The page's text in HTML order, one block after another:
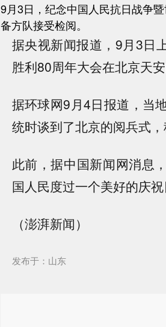
9月3日，纪念中国人民抗日战争
备方队接受检阅。
据央视新闻报道，9月3日
胜利80周年大会在北京天
据环球网9月4日报道，当
统时谈到了北京的阅兵式，
此前，据中国新闻网消息
国人民度过一个美好的庆祝
（澎湃新闻）
发布于：山东